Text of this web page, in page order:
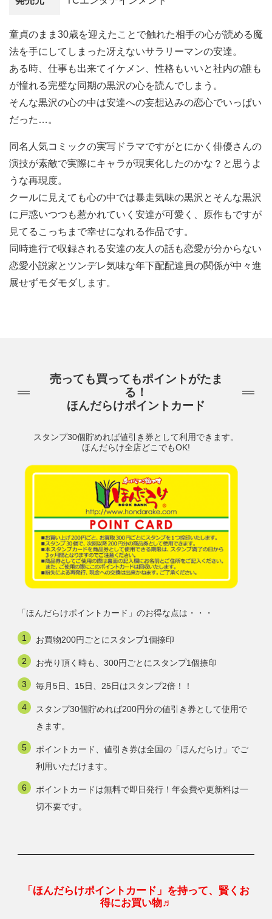
童貞のまま30歳を迎えたことで触れた相手の心が読める魔
法を手にしてしまった冴えないサラリーマンの安達。
ある時、仕事も出来てイケメン、性格もいいと社内の誰も
が憧れる完璧な同期の黒沢の心を読んでしまう。
そんな黒沢の心の中は安達への妄想込みの恋心でいっぱい
だった…。
同名人気コミックの実写ドラマですがとにかく俳優さんの
演技が素敵で実際にキャラが現実化したのかな？と思うよ
うな再現度。
クールに見えても心の中では暴走気味の黒沢とそんな黒沢
に戸惑いつつも惹かれていく安達が可愛く、原作もですが
見てるこっちまで幸せになれる作品です。
同時進行で収録される安達の友人の話も恋愛が分からない
恋愛小説家とツンデレ気味な年下配配達員の関係が中々進
展せずモダモダします。
売っても買ってもポイントがたま
る！
ほんだらけポイントカード
スタンプ30個貯めれば値引き券として利用できます。
ほんだらけ全店どこでもOK!
「ほんだらけポイントカード」のお得な点は・・・
お買物200円ごとにスタンプ1個捺印
お売り頂く時も、300円ごとにスタンプ1個捺印
毎月5日、15日、25日はスタンプ2倍！！
スタンプ30個貯めれば200円分の値引き券として使用で
きます。
ポイントカード、値引き券は全国の「ほんだらけ」でご
利用いただけます。
ポイントカードは無料で即日発行！年会費や更新料は一
切不要です。
「ほんだらけポイントカード」を持って、賢くお
得にお買い物♬